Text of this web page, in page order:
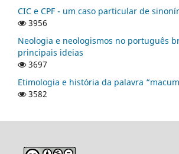
CIC e CPF - um caso particular de
3956
Neologia e neologismos no português
principais ideias
3697
Etimologia e história da palavra
3582